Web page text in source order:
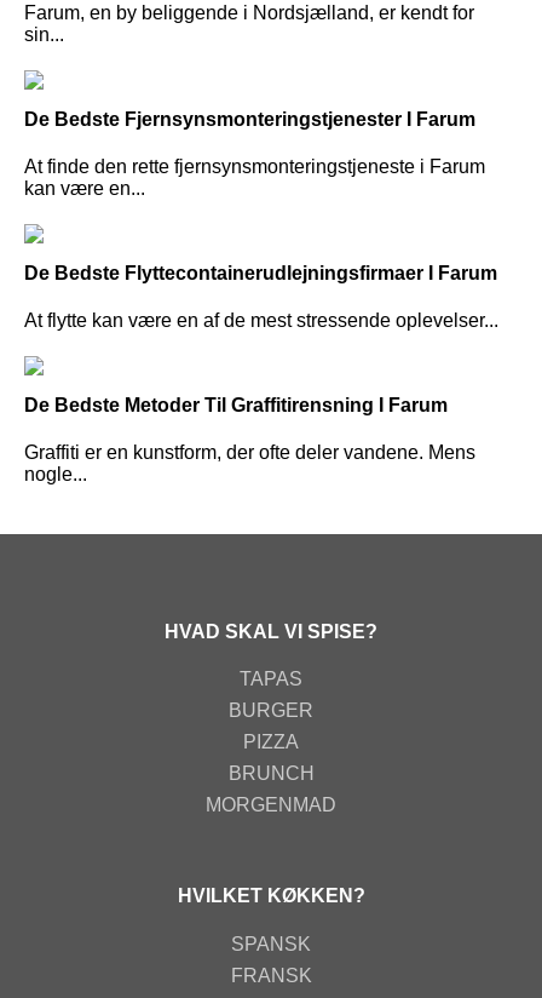
Farum, en by beliggende i Nordsjælland, er kendt for
sin...
De Bedste Fjernsynsmonteringstjenester I Farum
At finde den rette fjernsynsmonteringstjeneste i Farum
kan være en...
De Bedste Flyttecontainerudlejningsfirmaer I Farum
At flytte kan være en af de mest stressende oplevelser...
De Bedste Metoder Til Graffitirensning I Farum
Graffiti er en kunstform, der ofte deler vandene. Mens
nogle...
HVAD SKAL VI SPISE?
TAPAS
BURGER
PIZZA
BRUNCH
MORGENMAD
HVILKET KØKKEN?
SPANSK
FRANSK